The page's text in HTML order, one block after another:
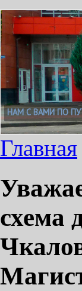
НАМ С ВАМИ ПО
Главная
схема